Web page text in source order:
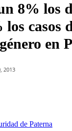
8% los
casos
en
2013